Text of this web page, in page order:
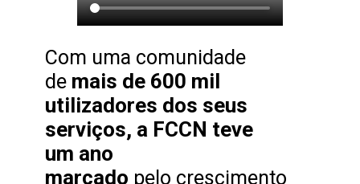
Com uma comunidade
de mais de 600 mil
utilizadores dos seus
serviços, a FCCN teve
um ano
marcado pelo crescimento